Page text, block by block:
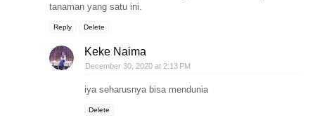
tanaman yang satu ini.
Reply Delete
Keke Naima
December 30, 2020 at 2:13 PM
iya seharusnya bisa mendunia
Delete